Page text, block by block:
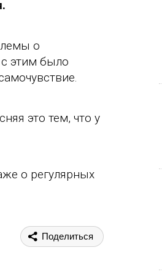
о
этим было
это тем, что у
о регулярных
Поделиться